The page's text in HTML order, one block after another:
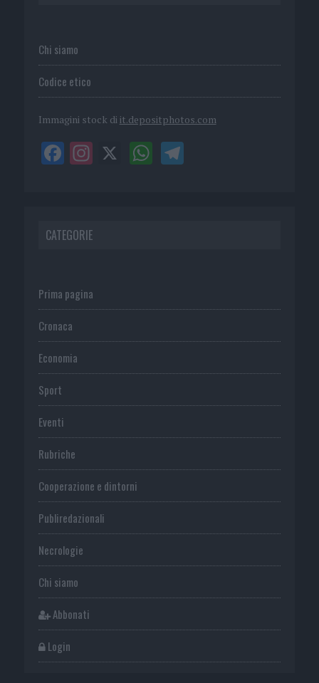
Chi siamo
Codice etico
Immagini stock di it.depositphotos.com
CATEGORIE
Prima pagina
Cronaca
Economia
Sport
Eventi
Rubriche
Cooperazione e dintorni
Publiredazionali
Necrologie
Chi siamo
Abbonati
Login